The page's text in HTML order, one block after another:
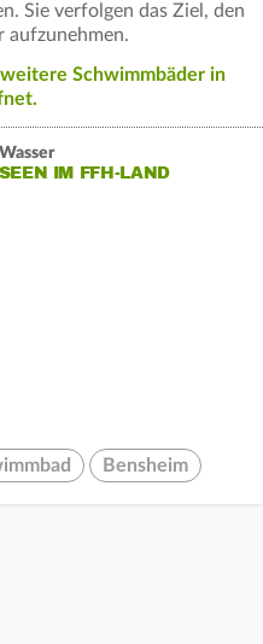
Sie verfolgen das Ziel, den
aufzunehmen.
Schwimmbäder in
IM FFH-LAND
Bensheim